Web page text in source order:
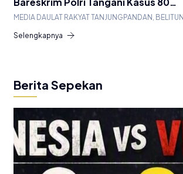
MEDIA DAULAT RAKYAT TANJUNGPANDAN,
Selengkapnya
Berita Sepekan